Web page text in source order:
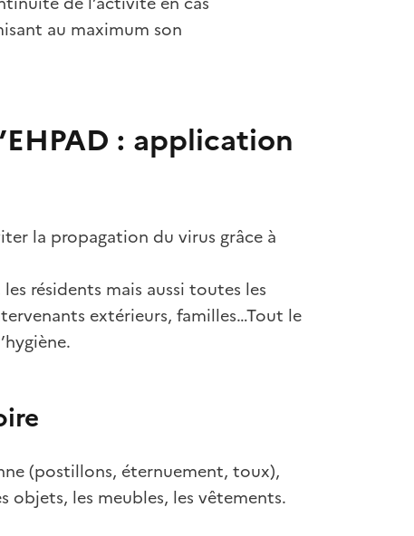
au maximum son
: application
la propagation du virus grâce à
résidents mais aussi toutes les
extérieurs, familles…Tout le
(postillons, éternuement, toux),
objets, les meubles, les vêtements.